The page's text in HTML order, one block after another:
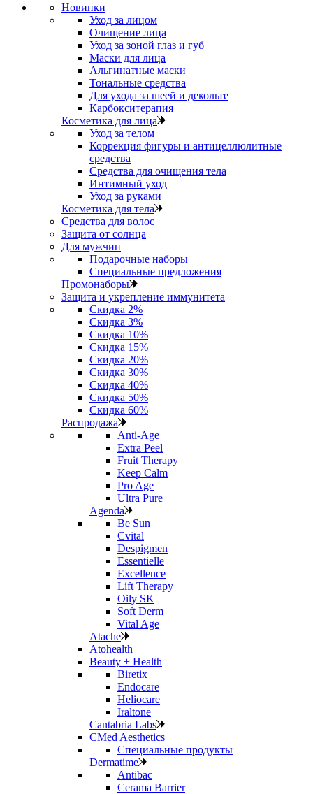
Новинки
Уход за лицом
Очищение лица
Уход за зоной глаз и губ
Маски для лица
Альгинатные маски
Тональные средства
Для ухода за шеей и декольте
Карбокситерапия
Косметика для лица
Уход за телом
Коррекция фигуры и антицеллюлитные
средства
Средства для очищения тела
Интимный уход
Уход за руками
Косметика для тела
Средства для волос
Защита от солнца
Для мужчин
Подарочные наборы
Специальные предложения
Промонаборы
Защита и укрепление иммунитета
Скидка 2%
Скидка 3%
Скидка 10%
Скидка 15%
Скидка 20%
Скидка 30%
Скидка 40%
Скидка 50%
Скидка 60%
Распродажа
Anti‑Age
Extra Peel
Fruit Therapy
Keep Calm
Pro Age
Ultra Pure
Agenda
Be Sun
Cvital
Despigmen
Essentielle
Excellence
Lift Therapy
Oily SK
Soft Derm
Vital Age
Atache
Atohealth
Beauty + Health
Biretix
Endocare
Heliocare
Iraltone
Cantabria Labs
CMed Aesthetics
Специальные продукты
Dermatime
Antibac
Cerama Barrier